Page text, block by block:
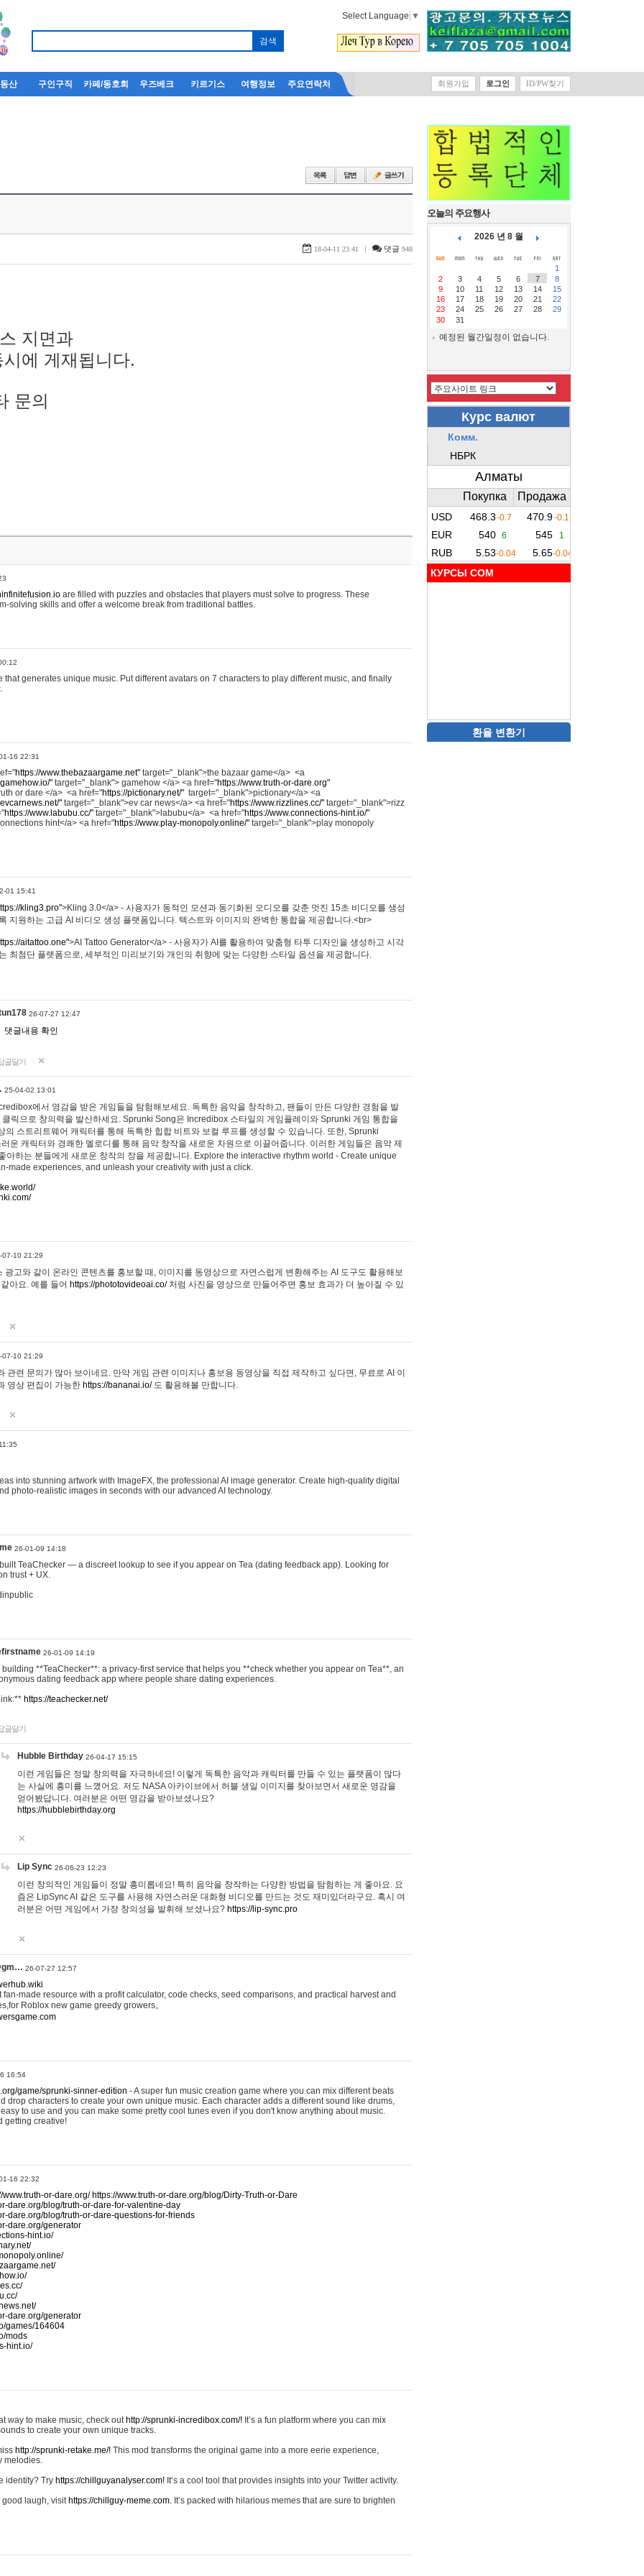
Select Language ▼
산 구인구직 카페/동호회 우즈베크 키르기스 여행정보 주요연락처 회원가입 로그인 ID/PW찾기
18-04-11 23:41 | 댓글 948
지면과
에 게재됩니다.
문의
are filled with puzzles and obstacles that players must solve to progress. These
solving skills and offer a welcome break from traditional battles.
that generates unique music. Put different avatars on 7 characters to play different music, and finally
16 22:31
https://www.thebazaargame.net" target="_blank">the bazaar game</a> <a
" target="_blank"> gamehow </a> <a href="https://www.truth-or-dare.org"
or dare </a> <a href="https://pictionary.net/" target="_blank">pictionary</a> <a
" target="_blank">ev car news</a> <a href="https://www.rizzlines.cc/" target="_blank">rizz
https://www.labubu.cc/" target="_blank">labubu</a> <a href="https://www.connections-hint.io/"
hint</a> <a href="https://www.play-monopoly.online/" target="_blank">play monopoly
01 15:41
kling3.pro">Kling 3.0</a> - 사용자가 동적인 모션과 동기화된 오디오를 갖춘 멋진 15초 비디오를 생성
지원하는 고급 AI 비디오 생성 플랫폼입니다. 텍스트와 이미지의 완벽한 통합을 제공합니다.<br>
aitattoo.one">AI Tattoo Generator</a> - 사용자가 AI를 활용하여 맞춤형 타투 디자인을 생성하고 시각
최첨단 플랫폼으로, 세부적인 미리보기와 개인의 취향에 맞는 다양한 스타일 옵션을 제공합니다.
26-07-27 12:47
댓글내용 확인
글달기
25-04-02 13:01
에서 영감을 받은 게임들을 탐험해보세요. 독특한 음악을 창작하고, 팬들이 만든 다양한 경험을 발
클릭으로 창의력을 발산하세요. Sprunki Song은 Incredibox 스타일의 게임플레이와 Sprunki 게임 통합을
의 스트리트웨어 캐릭터를 통해 독특한 힙합 비트와 보컬 루프를 생성할 수 있습니다. 또한, Sprunki
운 캐릭터와 경쾌한 멜로디를 통해 음악 창작을 새로운 차원으로 이끌어줍니다. 이러한 게임들은 음악 제
아하는 분들에게 새로운 창작의 장을 제공합니다. Explore the interactive rhythm world - Create unique
made experiences, and unleash your creativity with just a click.
07-10 21:29
광고와 같이 온라인 콘텐츠를 홍보할 때, 이미지를 동영상으로 자연스럽게 변환해주는 AI 도구도 활용해보
아요. 예를 들어 https://phototovideoai.co/처럼 사진을 영상으로 만들어주면 홍보 효과가 더 높아질 수 있
07-10 21:29
관련 문의가 많아 보이네요. 만약 게임 관련 이미지나 홍보용 동영상을 직접 제작하고 싶다면, 무료로 AI 이
영상 편집이 가능한 https://bananai.io/도 활용해볼 만합니다.
into stunning artwork with ImageFX, the professional AI image generator. Create high-quality digital
photo-realistic images in seconds with our advanced AI technology.
26-01-09 14:18
TeaChecker — a discreet lookup to see if you appear on Tea (dating feedback app). Looking for
trust + UX.
26-01-09 14:19
building **TeaChecker**: a privacy-first service that helps you **check whether you appear on Tea**, an
dating feedback app where people share dating experiences.
https://teachecker.net/
글달기
Hubble Birthday 26-04-17 15:15
이런 게임들은 정말 창의력을 자극하네요! 이렇게 독특한 음악과 캐릭터를 만들 수 있는 플랫폼이 많다
는 사실에 흥미를 느꼈어요. 저도 NASA 아카이브에서 허블 생일 이미지를 찾아보면서 새로운 영감을
얻어봤답니다. 여러분은 어떤 영감을 받아보셨나요?
https://hubblebirthday.org
Lip Sync 26-06-23 12:23
이런 창의적인 게임들이 정말 흥미롭네요! 특히 음악을 창작하는 다양한 방법을 탐험하는 게 좋아요. 요
즘은 LipSync AI 같은 도구를 사용해 자연스러운 대화형 비디오를 만드는 것도 재미있더라구요. 혹시 여
러분은 어떤 게임에서 가장 창의성을 발휘해 보셨나요? https://lip-sync.pro
26-07-27 12:57
made resource with a profit calculator, code checks, seed comparisons, and practical harvest and
Roblox new game greedy growers。
16:54
game/sprunki-sinner-edition - A super fun music creation game where you can mix different beats
drop characters to create your own unique music. Each character adds a different sound like drums,
to use and you can make some pretty cool tunes even if you don't know anything about music.
getting creative!
16 22:32
www.truth-or-dare.org/ https://www.truth-or-dare.org/blog/Dirty-Truth-or-Dare
dare.org/blog/truth-or-dare-for-valentine-day
dare.org/blog/truth-or-dare-questions-for-friends
dare.org/generator
hint.io/
dare.org/generator
games/164604
mods
hint.io/
way to make music, check out http://sprunki-incredibox.com/! It’s a fun platform where you can mix
to create your own unique tracks.
http://sprunki-retake.me/! This mod transforms the original game into a more eerie experience,
melodies.
identity? Try https://chillguyanalyser.com! It’s a cool tool that provides insights into your Twitter activity.
good laugh, visit https://chillguy-meme.com. It’s packed with hilarious memes that are sure to brighten
오늘의 주요행사
2026 년 8 월
1
2
3 4 5 6 7
8
9
10 11 12 13 14
15
16
17 18 19 20 21
22
23
24 25 26 27 28
29
30
31
예정된 월간일정이 없습니다.
КУРСЫ COM
환율 변환기